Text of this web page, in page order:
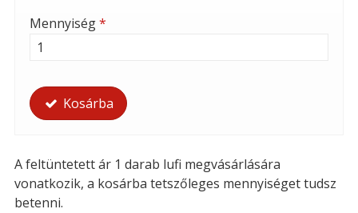
Mennyiség*
Kosárba
A feltüntetett ár 1 darab lufi megvásárlására
vonatkozik, a kosárba tetszőleges mennyiséget tudsz
betenni.